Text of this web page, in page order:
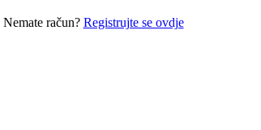
Nemate račun? Registrujte se ovdje